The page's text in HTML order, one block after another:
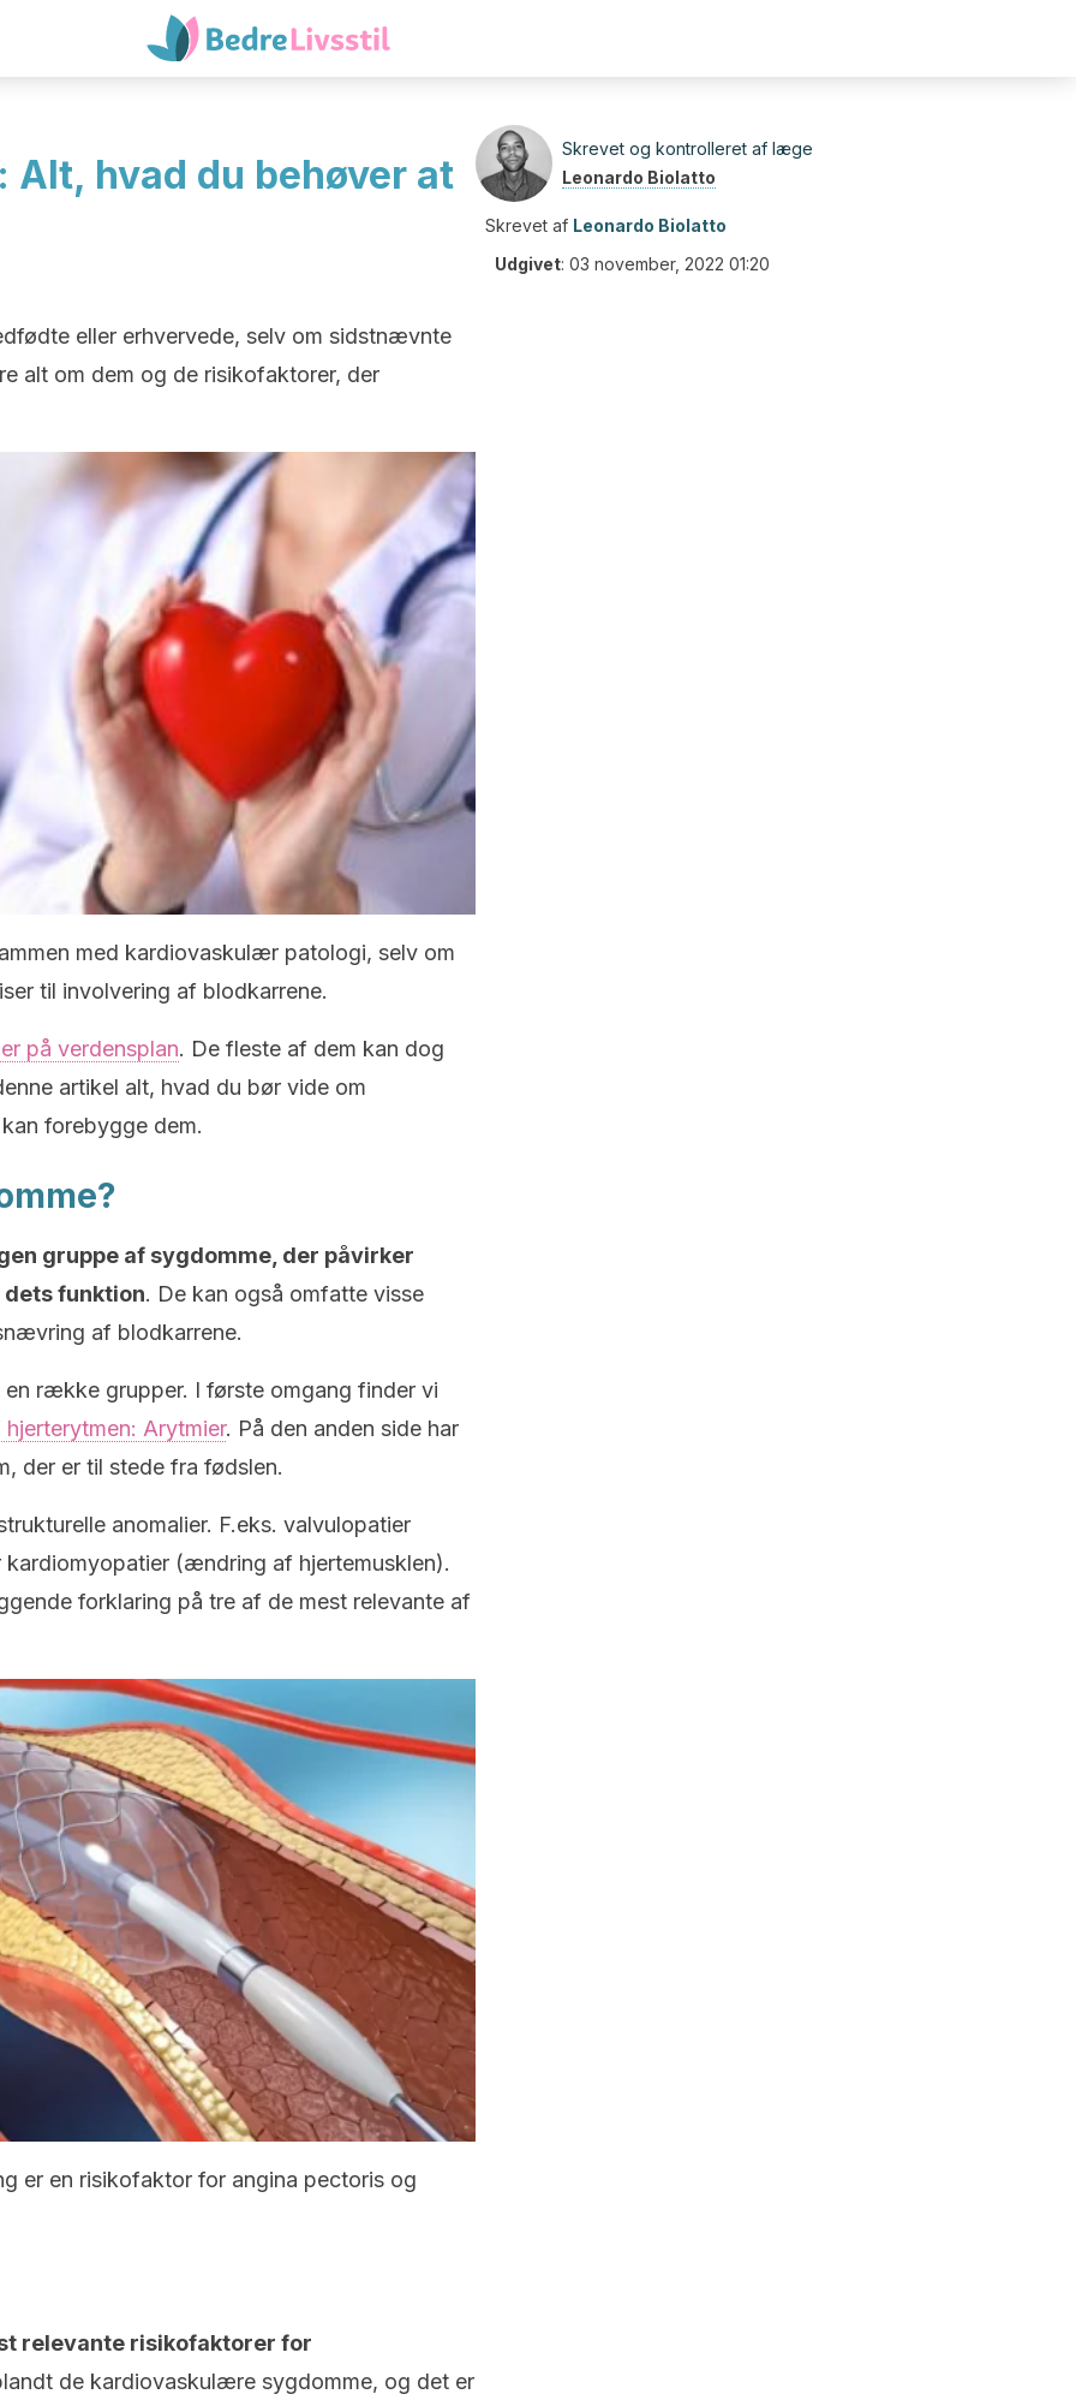
Alt, hvad du behøver at
eller erhvervede, selv om sidstnævnte
alt om dem og de risikofaktorer, der
med kardiovaskulær patologi, selv om
til involvering af blodkarrene.
på verdensplan. De fleste af dem kan dog
artikel alt, hvad du bør vide om
forebygge dem.
gruppe af sygdomme, der påvirker
funktion. De kan også omfatte visse
af blodkarrene.
række grupper. I første omgang finder vi
Arytmier. På den anden side har
der er til stede fra fødslen.
anomalier. F.eks. valvulopatier
(ændring af hjertemusklen).
forklaring på tre af de mest relevante af
er en risikofaktor for angina pectoris og
relevante risikofaktorer for
de kardiovaskulære sygdomme, og det er
Skrevet og kontrolleret af læge
Leonardo Biolatto
Skrevet af Leonardo Biolatto
Udgivet: 03 november, 2022 01:20